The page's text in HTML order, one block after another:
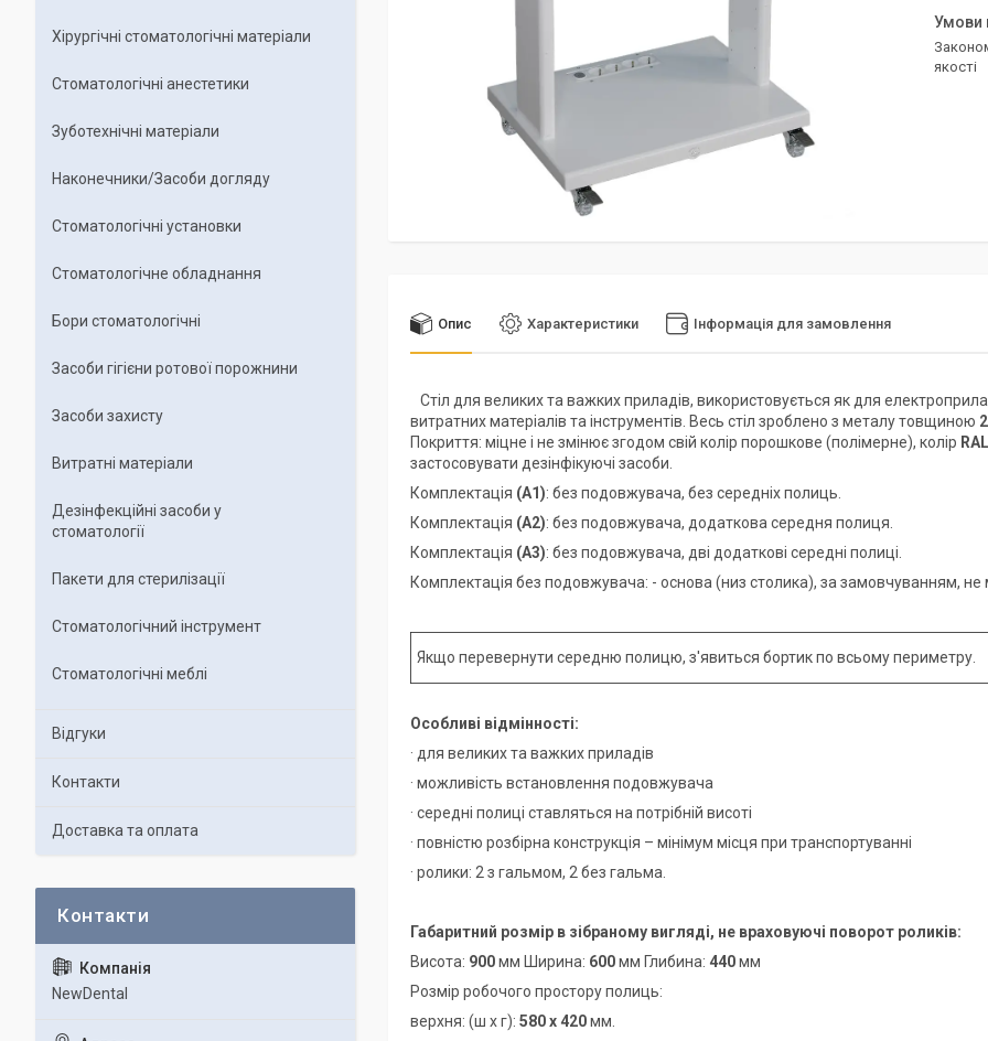
Законом не передбачено повернення та обмін даного товару належної
якості
Опис Характеристики Інформація для замовлення
Стіл для великих та важких приладів, використовується як для
витратних матеріалів та інструментів. Весь стіл зроблено з металу товщиною 2
Покриття: міцне і не змінює згодом свій колір порошкове (полімерне), колір
застосовувати дезінфікуючі засоби.
Комплектація (А1): без подовжувача, без середніх полиць.
Комплектація (А2): без подовжувача, додаткова середня полиця.
Комплектація (А3): без подовжувача, дві додаткові середні полиці.
Комплектація без подовжувача: - основа (низ столика), за замовчуванням, не
Якщо перевернути середню полицю, з'явиться бортик по всьому периметру.
Особливі відмінності:
· для великих та важких приладів
· можливість встановлення подовжувача
· середні полиці ставляться на потрібній висоті
· повністю розбірна конструкція – мінімум місця при транспортуванні
· ролики: 2 з гальмом, 2 без гальма.
Габаритний розмір в зібраному вигляді, не враховуючі поворот роликів:
Висота: 900мм Ширина: 600мм Глибина: 440мм
Розмір робочого простору полиць:
верхня: (ш х г): 580 х 420мм.
Хірургічні стоматологічні матеріали
Стоматологічні анестетики
Зуботехнічні матеріали
Наконечники/Засоби догляду
Стоматологічні установки
Стоматологічне обладнання
Бори стоматологічні
Засоби гігієни ротової порожнини
Засоби захисту
Витратні матеріали
Дезінфекційні засоби у
стоматології
Пакети для стерилізації
Стоматологічний інструмент
Стоматологічні меблі
Відгуки
Контакти
Доставка та оплата
NewDental